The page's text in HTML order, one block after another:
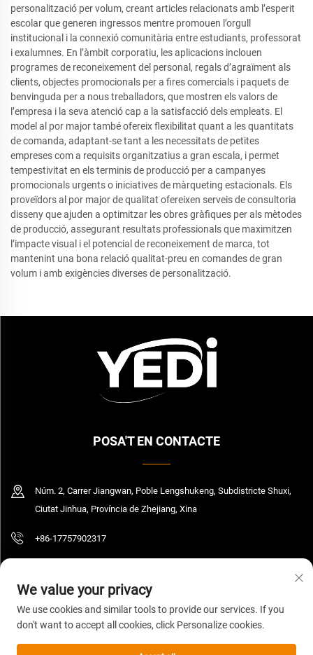
personalització per volum, creant articles relacionats amb l’esperit
escolar que generen ingressos mentre promouen l’orgull
institucional i la connexió comunitària entre estudiants, professorat
i exalumnes. En l’àmbit corporatiu, les aplicacions inclouen
programes de reconeixement del personal, regals d’agraïment als
clients, objectes promocionals per a fires comercials i paquets de
benvinguda per a nous treballadors, que mostren els valors de
l’empresa i la seva atenció cap a la satisfacció dels empleats. El
model al por major també ofereix flexibilitat quant a les quantitats
de comanda, adaptant-se tant a les necessitats de petites
empreses com a requisits organitzatius a gran escala, i permet
tempestivitat en els terminis de producció per a campanyes
promocionals urgents o iniciatives de màrqueting estacionals. Els
proveïdors al por major de qualitat ofereixen serveis de consultoria
disseny que ajuden a optimitzar les obres gràfiques per als mètodes
de producció, assegurant resultats professionals que maximitzen
l’impacte visual i el potencial de reconeixement de marca, tot
mantenint una bona relació qualitat-preu en comandes de gran
volum i amb exigències diverses de personalització.
POSA'T EN CONTACTE
Núm. 2, Carrer Jiangwan, Poble Lengshukeng, Subdistricte Shuxi,
Ciutat Jinhua, Província de Zhejiang, Xina
+86-17757902317
Copyright © 2026 Zhejiang Yedi Industry And Trade Co., Ltd. Tots els drets
reservats. Política de privadesa
We value your privacy
We use cookies and similar tools to provide our services. If you
don't want to accept all cookies, click Personalize cookies.